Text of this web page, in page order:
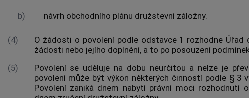
b) návrh obchodního plánu družstevní záložny.
(4)
O žádosti o povolení podle odstavce 1 rozhodne Úřad
žádosti nebo jejího doplnění, a to po posouzení
(5)
Povolení se uděluje na dobu neurčitou a nelze je
povolení může být výkon některých činností podle § 3
Povolení zaniká dnem nabytí právní moci rozhodnutí